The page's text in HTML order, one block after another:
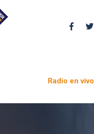
Radio en vivo